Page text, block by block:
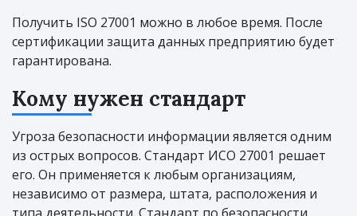
Получить ISO 27001 можно в любое время. После
сертификации защита данных предприятию будет
гарантирована.
Кому нужен стандарт
Угроза безопасности информации является одним
из острых вопросов. Стандарт ИСО 27001 решает
его. Он применяется к любым организациям,
независимо от размера, штата, расположения и